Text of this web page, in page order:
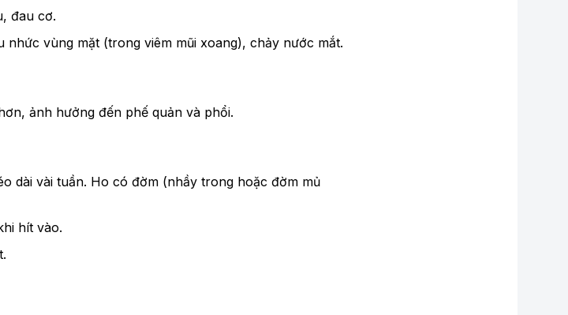
đau cơ.
nhức vùng mặt (trong viêm mũi xoang), chảy nước mắt.
ảnh hưởng đến phế quản và phổi.
dài vài tuần. Ho có đờm (nhầy trong hoặc đờm mủ
hít vào.